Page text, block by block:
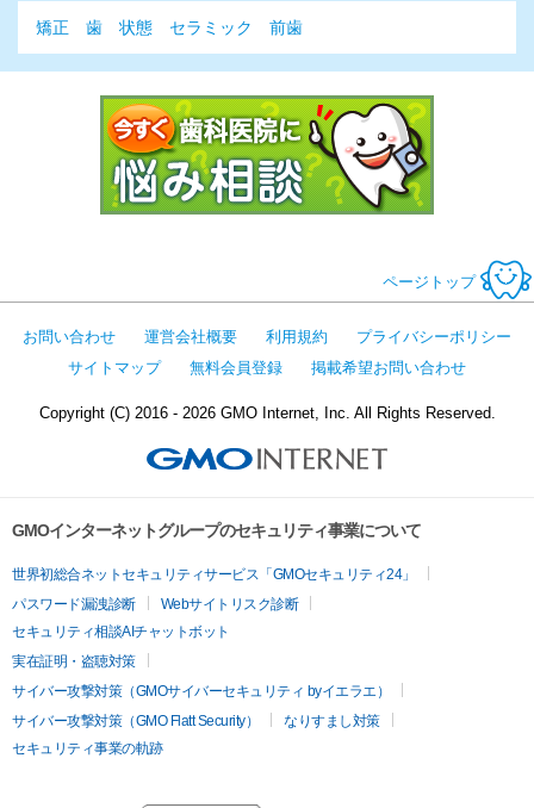
矯正 歯 状態 セラミック 前歯
ページトップ
お問い合わせ 運営会社概要 利用規約
プライバシーポリシー
サイトマップ
無料会員登録 掲載希望お問い合わせ
Copyright (C) 2016 - 2026 GMO Internet, Inc. All Rights Reserved.
GMOインターネットグループのセキュリティ事業について
世界初総合ネットセキュリティサービス「GMOセキュリティ24」
パスワード漏洩診断
Webサイトリスク診断
セキュリティ相談AIチャットボット
実在証明・盗聴対策
サイバー攻撃対策（GMOサイバーセキュリティ byイエラエ）
サイバー攻撃対策（GMO Flatt Security）
なりすまし対策
セキュリティ事業の軌跡